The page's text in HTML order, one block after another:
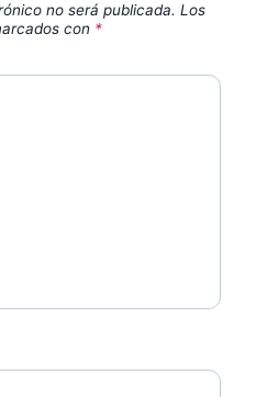
no será publicada. Los
con *